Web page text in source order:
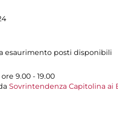
esaurimento posti disponibili
9.00 - 19.00
Sovrintendenza Capitolina ai